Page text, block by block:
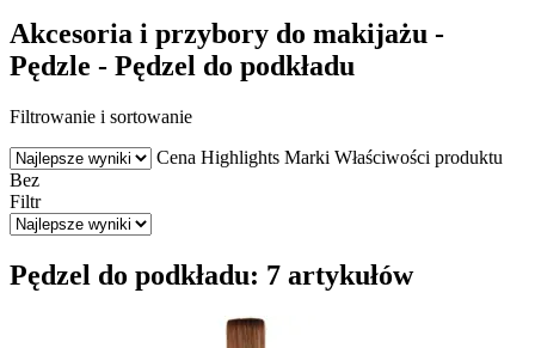
Akcesoria i przybory do makijażu -
Pędzle - Pędzel do podkładu
Filtrowanie i sortowanie
Cena Highlights Marki Właściwości produktu
Bez
Filtr
Pędzel do podkładu: 7 artykułów